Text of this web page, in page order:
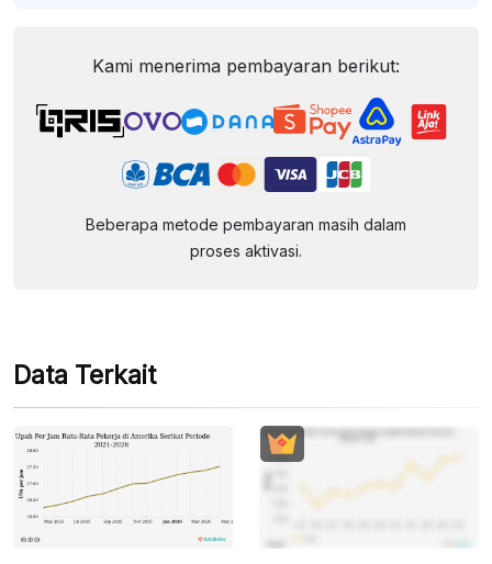
Kami menerima pembayaran berikut:
Beberapa metode pembayaran masih dalam
proses aktivasi.
Data Terkait